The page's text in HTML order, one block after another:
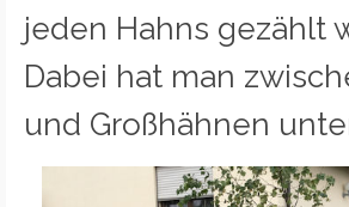
jeden Hahns gezählt
Dabei hat man
und Großhähnen